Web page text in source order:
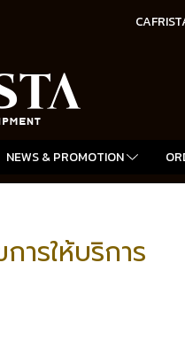
NEWS & PROMOTION
ารให้บริการ